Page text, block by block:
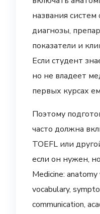
названия
диагнозы,
показатели и
Если студент
но не владеет
первых курсах
Поэтому
часто должна
TOEFL или
если он нужен,
Medicine:
vocabulary,
communication,